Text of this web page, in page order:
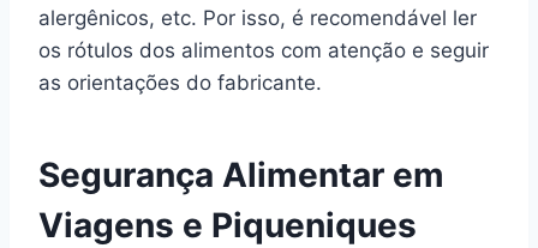
alergênicos, etc. Por isso, é recomendável ler
os rótulos dos alimentos com atenção e seguir
as orientações do fabricante.
Segurança Alimentar em
Viagens e Piqueniques